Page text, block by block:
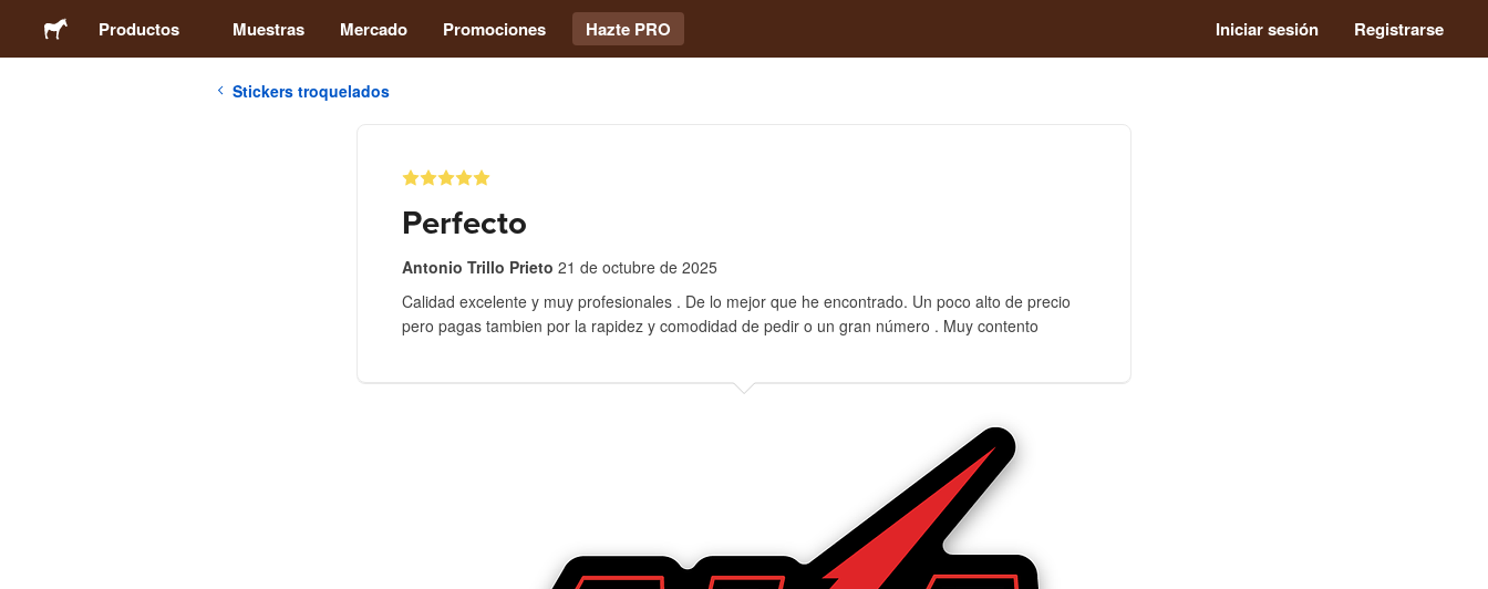
Productos Muestras Mercado Promociones Hazte PRO Iniciar sesión Registrarse
Stickers troquelados
Perfecto
Antonio Trillo Prieto 21 de octubre de 2025
Calidad excelente y muy profesionales . De lo mejor que he encontrado. Un poco alto de precio
pero pagas tambien por la rapidez y comodidad de pedir o un gran número . Muy contento